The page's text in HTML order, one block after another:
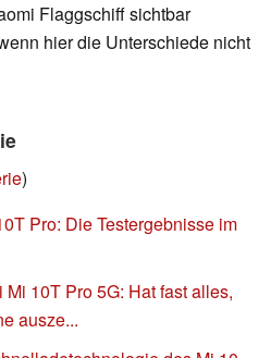
Flaggschiff sichtbar
hier die Unterschiede nicht
)
Pro: Die Testergebnisse im
Mi 10T Pro 5G: Hat fast alles,
ausze...